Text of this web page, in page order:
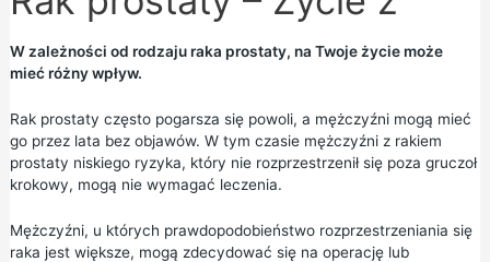
W zależności od rodzaju raka prostaty, na Twoje życie może
mieć różny wpływ.
Rak prostaty często pogarsza się powoli, a mężczyźni mogą mieć
go przez lata bez objawów. W tym czasie mężczyźni z rakiem
prostaty niskiego ryzyka, który nie rozprzestrzenił się poza gruczoł
krokowy, mogą nie wymagać leczenia.
Mężczyźni, u których prawdopodobieństwo rozprzestrzeniania się
raka jest większe, mogą zdecydować się na operację lub